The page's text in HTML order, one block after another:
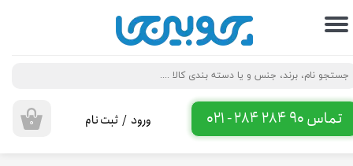
تماس 90 284 284 - 021 ۰ ورود / ثبت نام
حساب کاربری من
تغییر گذر واژه
سفارشات
خروج از حساب کاربری